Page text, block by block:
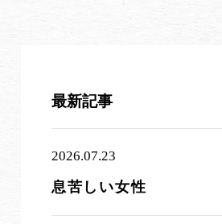
最新記事
2026.07.23
息苦しい女性